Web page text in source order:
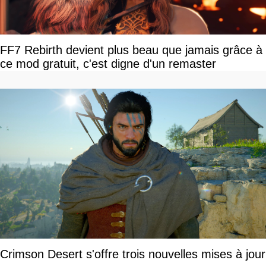
FF7 Rebirth devient plus beau que jamais grâce à
ce mod gratuit, c'est digne d'un remaster
Crimson Desert s'offre trois nouvelles mises à jour